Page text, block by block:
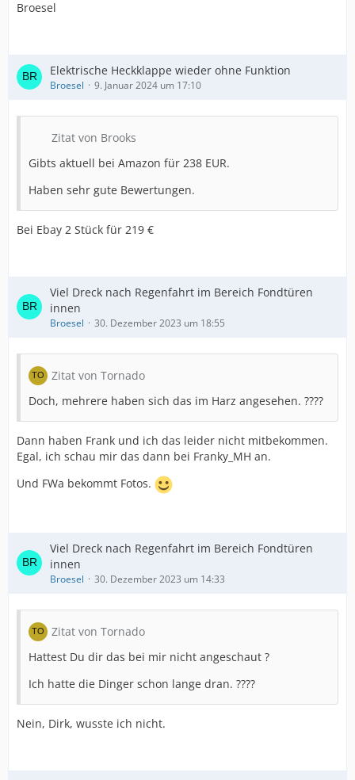
Broesel
Elektrische Heckklappe wieder ohne Funktion
Broesel 9. Januar 2024 um 17:10
Zitat von Brooks
Gibts aktuell bei Amazon für 238 EUR.
Haben sehr gute Bewertungen.
Bei Ebay 2 Stück für 219 €
Viel Dreck nach Regenfahrt im Bereich Fondtüren
innen
Broesel 30. Dezember 2023 um 18:55
Zitat von Tornado
Doch, mehrere haben sich das im Harz angesehen. ????
Dann haben Frank und ich das leider nicht mitbekommen.
Egal, ich schau mir das dann bei Franky_MH an.
Und FWa bekommt Fotos.
Viel Dreck nach Regenfahrt im Bereich Fondtüren
innen
Broesel 30. Dezember 2023 um 14:33
Zitat von Tornado
Hattest Du dir das bei mir nicht angeschaut ?
Ich hatte die Dinger schon lange dran. ????
Nein, Dirk, wusste ich nicht.